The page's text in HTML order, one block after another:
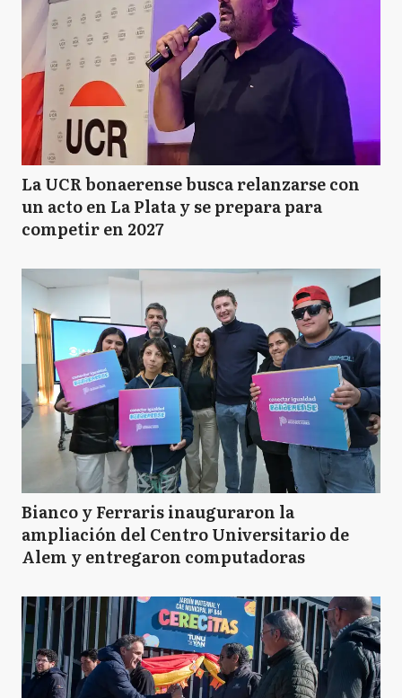
La UCR bonaerense busca relanzarse con
un acto en La Plata y se prepara para
competir en 2027
Bianco y Ferraris inauguraron la
ampliación del Centro Universitario de
Alem y entregaron computadoras